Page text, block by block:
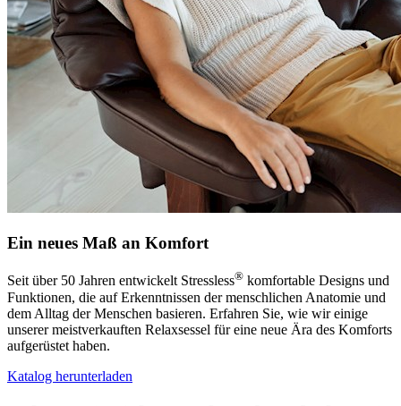
Ein neues Maß an Komfort
Seit über 50 Jahren entwickelt Stressless® komfortable Designs und
Funktionen, die auf Erkenntnissen der menschlichen Anatomie und
dem Alltag der Menschen basieren. Erfahren Sie, wie wir einige
unserer meistverkauften Relaxsessel für eine neue Ära des Komforts
aufgerüstet haben.
Katalog herunterladen